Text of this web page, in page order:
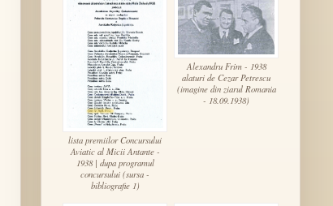
lista premiilor Concursului
Aviatic al Micii Antante -
1938 | dupa programul
concursului (sursa -
bibliografie 1)
Alexandru Frim - 1938
alaturi de Cezar Petrescu
(imagine din ziarul Romania
- 18.09.1938)